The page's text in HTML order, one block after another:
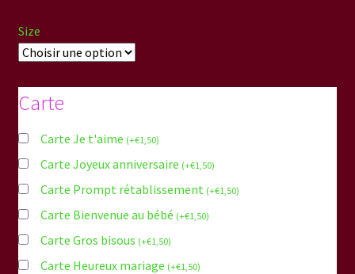
à
Size
Carte
Carte Je t'aime (+€1,50)
Carte Joyeux anniversaire (+€1,50)
Carte Prompt rétablissement (+€1,50)
Carte Bienvenue au bébé (+€1,50)
Carte Gros bisous (+€1,50)
Carte Heureux mariage (+€1,50)